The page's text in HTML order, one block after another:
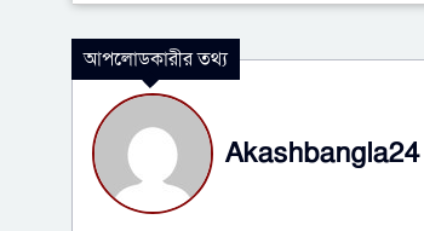
আপলোডকারীর তথ্য
Akashbangla24